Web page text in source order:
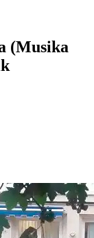
(Musika